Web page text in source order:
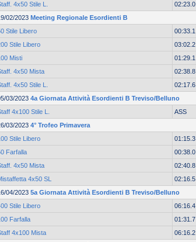
4x50 Stile L.
02:23.0
02/2023 Meeting Regionale Esordienti B
Stile Libero
00:33.1
Stile Libero
03:02.2
Misti
01:29.1
4x50 Mista
02:38.8
4x50 Stile L.
02:17.6
03/2023 4a Giornata Attività Esordienti B Treviso/Belluno
4x100 Stile L.
ASS
03/2023 4° Trofeo Primavera
Stile Libero
01:15.3
Farfalla
00:38.0
4x50 Mista
02:40.8
4x50 SL
02:16.5
04/2023 5a Giornata Attività Esordienti B Treviso/Belluno
Stile Libero
06:16.4
Farfalla
01:31.7
4x100 Mista
06:16.2